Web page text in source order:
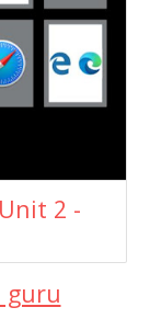
2 -
guru